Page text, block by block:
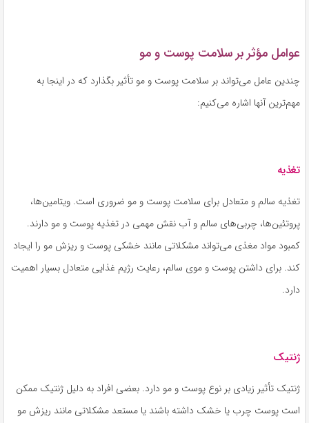
عوامل مؤثر بر سلامت پوست و مو
چندین عامل می‌تواند بر سلامت پوست و مو تأثیر بگذارد که در اینجا به
مهم‌ترین آنها اشاره می‌کنیم:
تغذیه
تغذیه سالم و متعادل برای سلامت پوست و مو ضروری است. ویتامین‌ها،
پروتئین‌ها، چربی‌های سالم و آب نقش مهمی در تغذیه پوست و مو دارند.
کمبود مواد مغذی می‌تواند مشکلاتی مانند خشکی پوست و ریزش مو را ایجاد
کند. برای داشتن پوست و موی سالم، رعایت رژیم غذایی متعادل بسیار اهمیت
دارد.
ژنتیک
ژنتیک تأثیر زیادی بر نوع پوست و مو دارد. بعضی افراد به دلیل ژنتیک ممکن
است پوست چرب یا خشک داشته باشند یا مستعد مشکلاتی مانند ریزش مو